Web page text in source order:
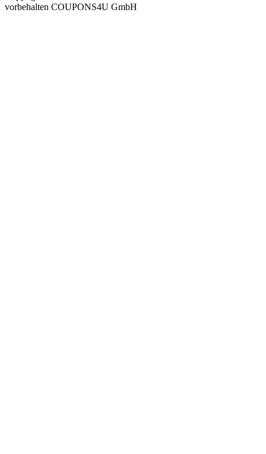
vorbehalten COUPONS4U GmbH